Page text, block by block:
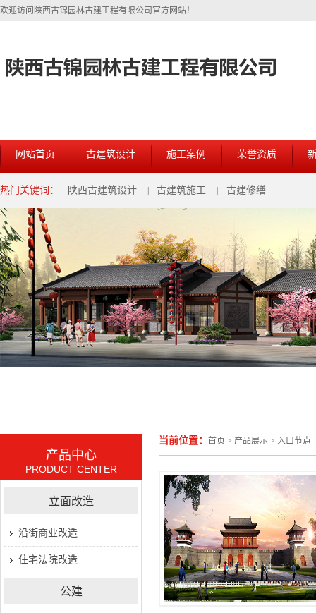
欢迎访问陕西古锦园林古建工程有限公司官方网站！
网站首页 古建筑设计 施工案例 荣誉资质
热门关键词： 陕西古建筑设计 古建筑施工 古建修缮
当前位置： 首页 > 产品展示 > 入口节点
产品中心
PRODUCT CENTER
立面改造
沿街商业改造
住宅法院改造
公建